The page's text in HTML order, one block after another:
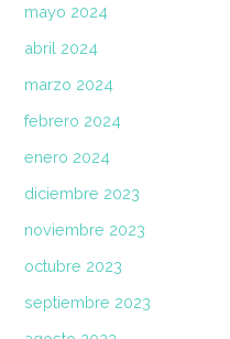
mayo 2024
abril 2024
marzo 2024
febrero 2024
enero 2024
diciembre 2023
noviembre 2023
octubre 2023
septiembre 2023